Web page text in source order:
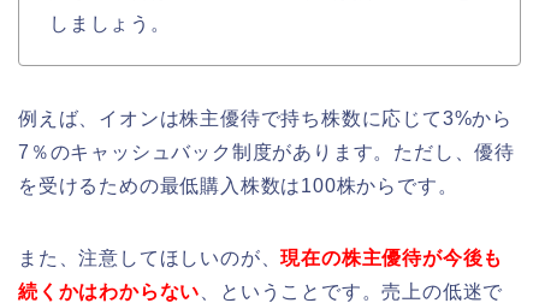
しましょう。
例えば、イオンは株主優待で持ち株数に応じて3%から
7％のキャッシュバック制度があります。ただし、優待
を受けるための最低購入株数は100株からです。
また、注意してほしいのが、現在の株主優待が今後も
続くかはわからない 、ということです。売上の低迷で